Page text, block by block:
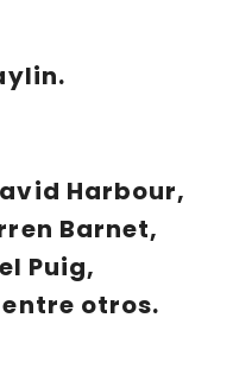
Harbour,
Barnet,
Puig,
otros.